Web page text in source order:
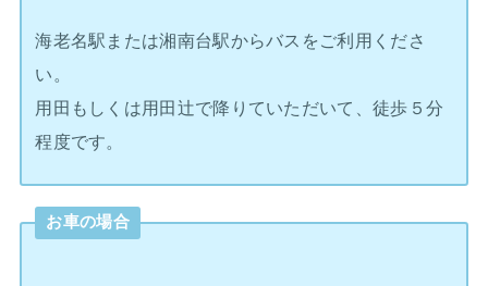
海老名駅または湘南台駅からバスをご利用くださ
い。
用田もしくは用田辻で降りていただいて、徒歩５分
程度です。
お車の場合